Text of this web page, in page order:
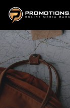
ZENE,